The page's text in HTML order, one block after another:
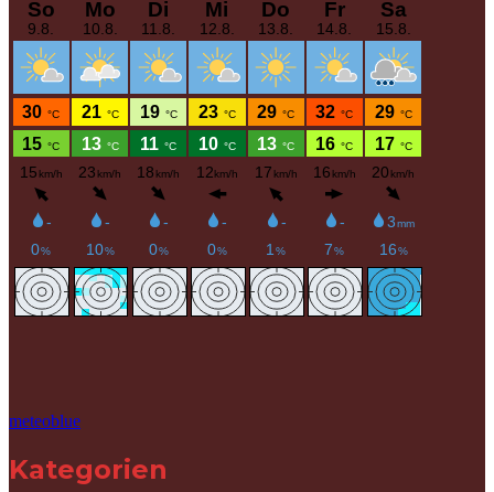
meteoblue
Kategorien